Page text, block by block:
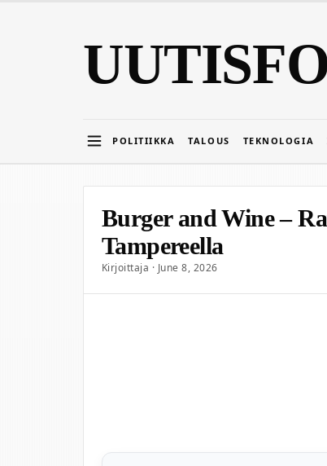
POLITIIKKA TALOUS TEKNOLOGIA
Burger and Wine –
Tampereella
Kirjoittaja · June 8, 2026